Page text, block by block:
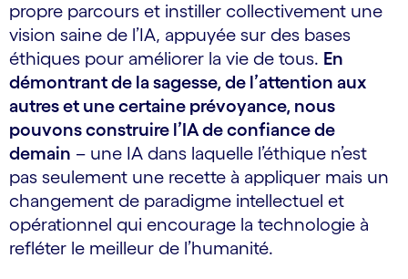
propre parcours et instiller collectivement une
vision saine de l’IA, appuyée sur des bases
éthiques pour améliorer la vie de tous. En
démontrant de la sagesse, de l’attention aux
autres et une certaine prévoyance, nous
pouvons construire l’IA de confiance de
demain – une IA dans laquelle l’éthique n’est
pas seulement une recette à appliquer mais un
changement de paradigme intellectuel et
opérationnel qui encourage la technologie à
refléter le meilleur de l’humanité.